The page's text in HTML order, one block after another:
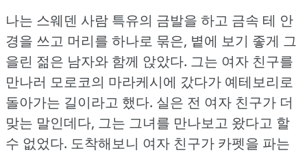
나는 스웨덴 사람 특유의 금발을 하고 금속 테 안
경을 쓰고 머리를 하나로 묶은, 볕에 보기 좋게 그
을린 젊은 남자와 함께 앉았다. 그는 여자 친구를
만나러 모로코의 마라케시에 갔다가 예테보리로
돌아가는 길이라고 했다. 실은 전 여자 친구가 더
맞는 말인데다, 그는 그녀를 만나보고 왔다고 할
수 없었다. 도착해보니 여자 친구가 카펫을 파는